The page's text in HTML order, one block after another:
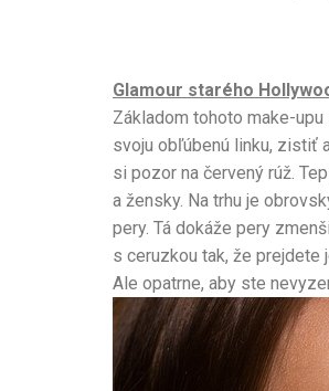
Glamour starého
Základom tohoto make-
svoju obľúbenú linku, zistiť
si pozor na červený rúž.
a žensky. Na trhu je
pery. Tá dokáže pery
s ceruzkou tak, že prejdete
Ale opatrne, aby ste